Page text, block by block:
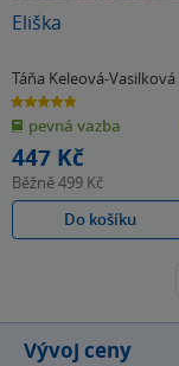
Eliška
Táňa Keleová-Vasilková
4.8
z
5
hvězdiček
pevná vazba
447 Kč
Běžně499 Kč
Do košíku
Vývoj ceny